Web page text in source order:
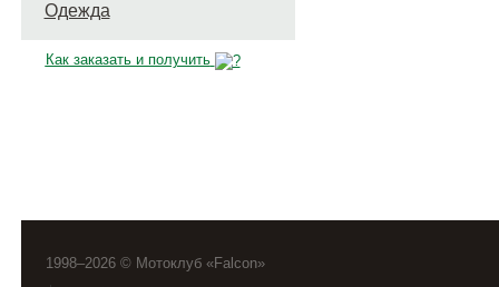
Одежда
Как заказать и получить
1998–2026 © Мотоклуб «Falcon»